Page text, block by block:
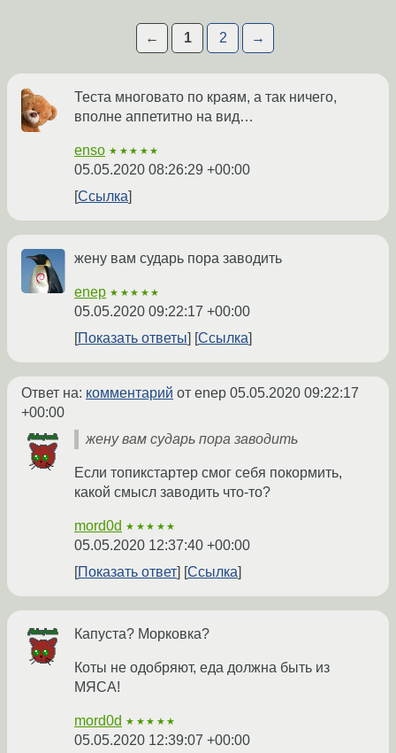
← 1 2 →
Теста многовато по краям, а так ничего,
вполне аппетитно на вид…
enso ★★★★★
05.05.2020 08:26:29 +00:00
Ссылка
жену вам сударь пора заводить
enep ★★★★★
05.05.2020 09:22:17 +00:00
Показать ответы
Ссылка
Ответ на: комментарий от enep 05.05.2020 09:22:17
+00:00
жену вам сударь пора заводить
Если топикстартер смог себя покормить,
какой смысл заводить что-то?
mord0d ★★★★★
05.05.2020 12:37:40 +00:00
Показать ответ
Ссылка
Капуста? Морковка?
Коты не одобряют, еда должна быть из
МЯСА!
mord0d ★★★★★
05.05.2020 12:39:07 +00:00